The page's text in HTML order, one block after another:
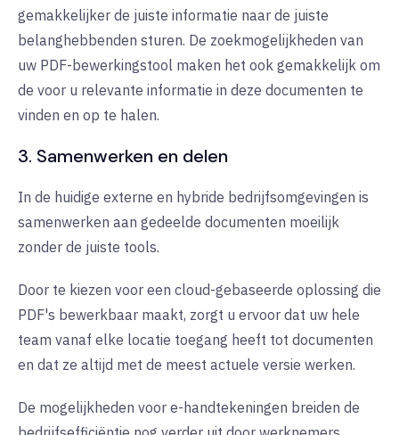
gemakkelijker de juiste informatie naar de juiste
belanghebbenden sturen. De zoekmogelijkheden van
uw PDF-bewerkingstool maken het ook gemakkelijk om
de voor u relevante informatie in deze documenten te
vinden en op te halen.
3. Samenwerken en delen
In de huidige externe en hybride bedrijfsomgevingen is
samenwerken aan gedeelde documenten moeilijk
zonder de juiste tools.
Door te kiezen voor een cloud-gebaseerde oplossing die
PDF's bewerkbaar maakt, zorgt u ervoor dat uw hele
team vanaf elke locatie toegang heeft tot documenten
en dat ze altijd met de meest actuele versie werken.
De mogelijkheden voor e-handtekeningen breiden de